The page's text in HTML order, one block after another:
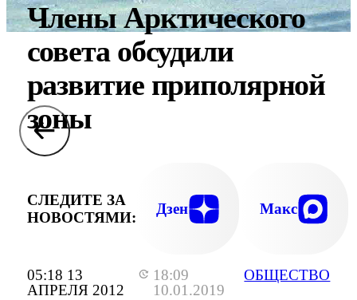
05:18 13
АПРЕЛЯ 2012
18:09
10.01.2019
ОБЩЕСТВО
Члены Арктического
совета обсудили
развитие приполярной
зоны
СЛЕДИТЕ ЗА
НОВОСТЯМИ:
Дзен Макс